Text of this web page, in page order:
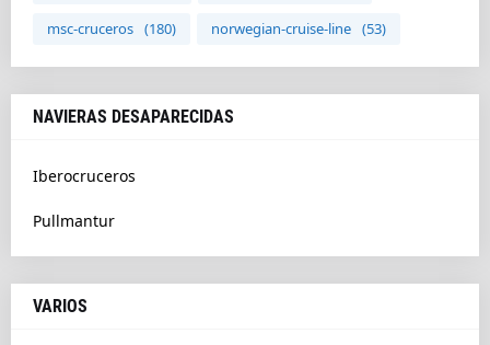
msc-cruceros (180) norwegian-cruise-line (53)
NAVIERAS DESAPARECIDAS
Iberocruceros
Pullmantur
VARIOS